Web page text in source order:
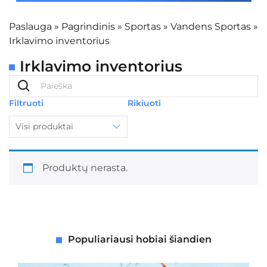
Paslauga » Pagrindinis » Sportas » Vandens Sportas »
Irklavimo inventorius
Irklavimo inventorius
Filtruoti
Visi produktai
Rikiuoti
Produktų nerasta.
Populiariausi hobiai šiandien